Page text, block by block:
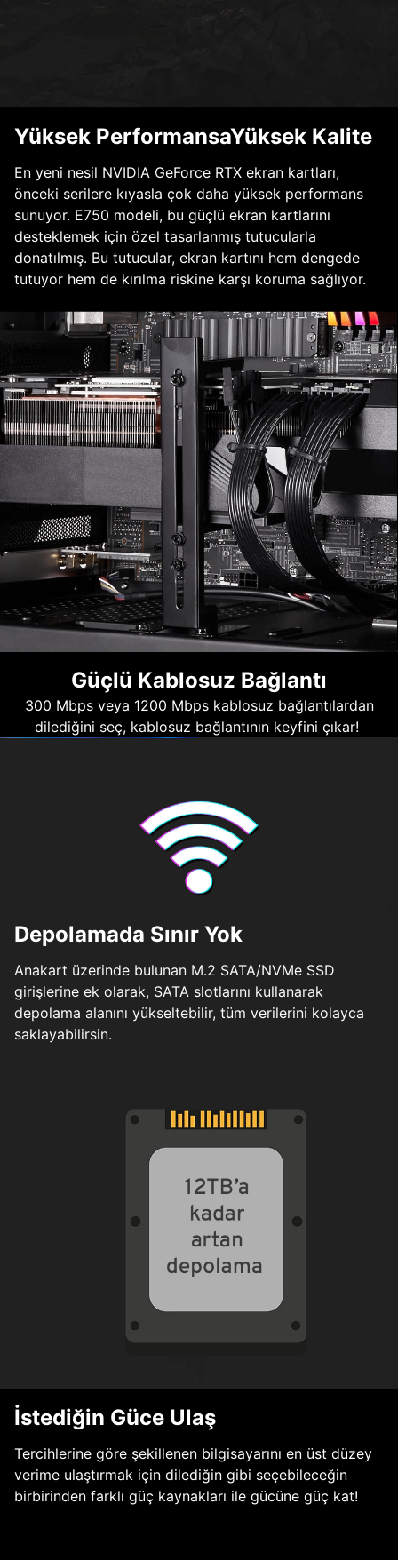
Yüksek PerformansaYüksek Kalite
En yeni nesil NVIDIA GeForce RTX ekran kartları,
önceki serilere kıyasla çok daha yüksek performans
sunuyor. E750 modeli, bu güçlü ekran kartlarını
desteklemek için özel tasarlanmış tutucularla
donatılmış. Bu tutucular, ekran kartını hem dengede
tutuyor hem de kırılma riskine karşı koruma sağlıyor.
Güçlü Kablosuz Bağlantı
300 Mbps veya 1200 Mbps kablosuz bağlantılardan
dilediğini seç, kablosuz bağlantının keyfini çıkar!
Depolamada Sınır Yok
Anakart üzerinde bulunan M.2 SATA/NVMe SSD
girişlerine ek olarak, SATA slotlarını kullanarak
depolama alanını yükseltebilir, tüm verilerini kolayca
saklayabilirsin.
İstediğin Güce Ulaş
Tercihlerine göre şekillenen bilgisayarını en üst düzey
verime ulaştırmak için dilediğin gibi seçebileceğin
birbirinden farklı güç kaynakları ile gücüne güç kat!